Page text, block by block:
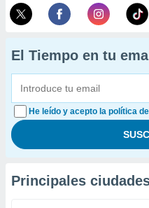
El Tiempo en tu
He leído y acepto la política
Principales